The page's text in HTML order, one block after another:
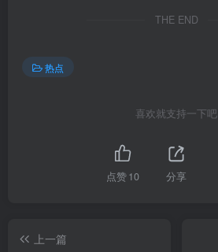
THE END
热点
喜欢就支持一下吧
点赞10 分享
上一篇